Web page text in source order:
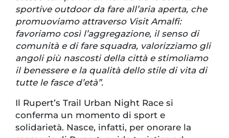
sportive outdoor da fare all’aria aperta, che
promuoviamo attraverso Visit Amalfi:
favoriamo così l’aggregazione, il senso di
comunità e di fare squadra, valorizziamo gli
angoli più nascosti della città e stimoliamo
il benessere e la qualità dello stile di vita di
tutte le fasce d’età”.
Il Rupert’s Trail Urban Night Race si
conferma un momento di sport e
solidarietà. Nasce, infatti, per onorare la